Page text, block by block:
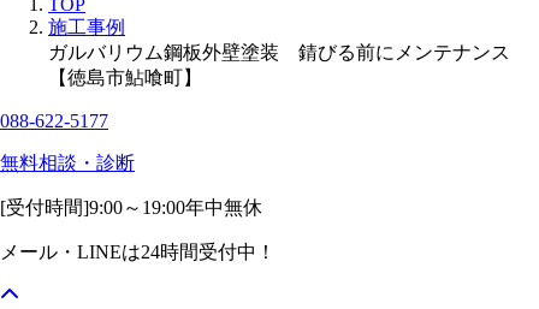
施工事例
ガルバリウム鋼板外壁塗装 錆びる前にメンテナンス
【徳島市鮎喰町】
088-622-5177
無料相談・診断
[受付時間]9:00～19:00年中無休
メール・LINEは24時間受付中！